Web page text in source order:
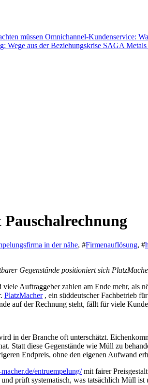
müssen Omnichannel-Kundenservice:
Wege aus der Beziehungskrise SAGA Metals
in der nähe, #Firmenauflösung, #
Gegenstände positioniert sich
Auftraggeber zahlen am Ende mehr,
PlatzMacher, ein süddeutscher Fachbetrieb
auf der Rechnung steht, fällt für viele
in der Branche oft unterschätzt.
Statt diese Gegenstände wie Müll zu
Endpreis, ohne den eigenen Aufwand
entruempelung/mit fairer
prüft systematisch, was tatsächlich Müll ist